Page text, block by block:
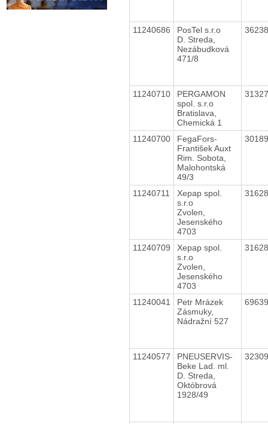
11240686
PosTel s.r.o
D. Streda,
Nezábudková
471/8
11240710
PERGAMON
spol. s.r.o
Bratislava,
Chemická 1
11240700
FegaFors-
František Auxt
Rim. Sobota,
Malohontská
49/3
11240711
Xepap spol.
s.r.o
Zvolen,
Jesenského
4703
11240709
Xepap spol.
s.r.o
Zvolen,
Jesenského
4703
11240041
Petr Mrázek
Zásmuky,
Nádražní 527
11240577
PNEUSERVIS-
Beke Lad. ml.
D. Streda,
Októbrová
1928/49